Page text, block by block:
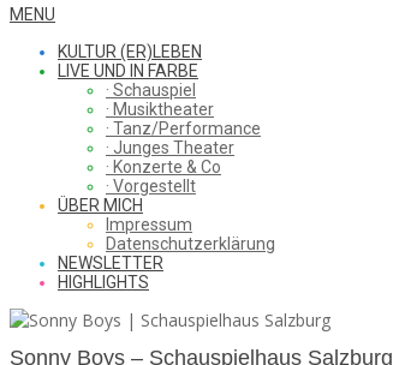
WHAT
SAW
Secondary
Menu
MENU
KULTUR (ER)LEBEN
LIVE UND IN FARBE
· Schauspiel
· Musiktheater
· Tanz/Performance
· Junges Theater
· Konzerte & Co
· Vorgestellt
ÜBER MICH
Impressum
Datenschutzerklärung
NEWSLETTER
HIGHLIGHTS
Sonny Boys – Schauspielhaus Salzburg